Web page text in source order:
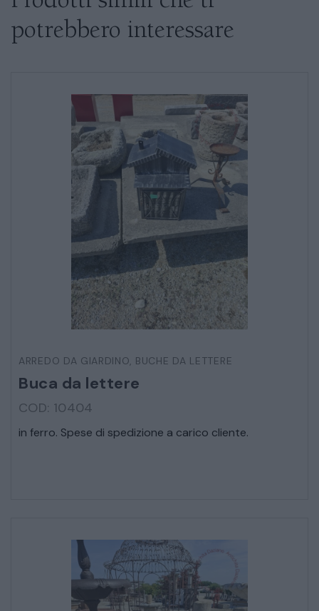
CATALOGO COMPLETO
MOBILI
potrebbero interessare
ARREDO DA GIARDINO, BUCHE DA LETTERE
Buca da lettere
COD: 10404
in ferro. Spese di spedizione a carico cliente.